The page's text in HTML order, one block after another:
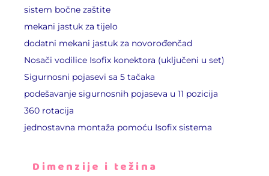
sistem bočne zaštite
mekani jastuk za tijelo
dodatni mekani jastuk za novorođenčad
Nosači vodilice Isofix konektora (uključeni u set)
Sigurnosni pojasevi sa 5 tačaka
podešavanje sigurnosnih pojaseva u 11 pozicija
360 rotacija
jednostavna montaža pomoću Isofix sistema
Dimenzije i težina